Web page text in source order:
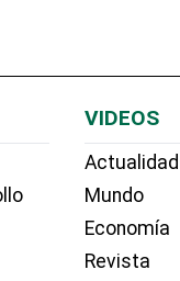
VIDEOS
Actualidad
Mundo
Economía
Revista